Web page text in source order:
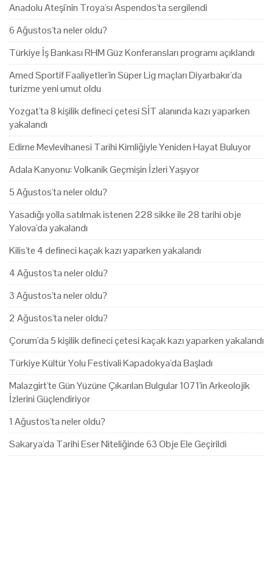
Anadolu Ateşi'nin Troya'sı Aspendos'ta sergilendi
6 Ağustos'ta neler oldu?
Türkiye İş Bankası RHM Güz Konferansları programı açıklandı
Amed Sportif Faaliyetler'in Süper Lig maçları Diyarbakır'da
turizme yeni umut oldu
Yozgat'ta 8 kişilik defineci çetesi SİT alanında kazı yaparken
yakalandı
Edirne Mevlevihanesi Tarihi Kimliğiyle Yeniden Hayat Buluyor
Adala Kanyonu: Volkanik Geçmişin İzleri Yaşıyor
5 Ağustos'ta neler oldu?
Yasadığı yolla satılmak istenen 228 sikke ile 28 tarihi obje
Yalova'da yakalandı
Kilis'te 4 defineci kaçak kazı yaparken yakalandı
4 Ağustos'ta neler oldu?
3 Ağustos'ta neler oldu?
2 Ağustos'ta neler oldu?
Çorum'da 5 kişilik defineci çetesi kaçak kazı yaparken yakalandı
Türkiye Kültür Yolu Festivali Kapadokya'da Başladı
Malazgirt'te Gün Yüzüne Çıkarılan Bulgular 1071'in Arkeolojik
İzlerini Güçlendiriyor
1 Ağustos'ta neler oldu?
Sakarya'da Tarihi Eser Niteliğinde 63 Obje Ele Geçirildi